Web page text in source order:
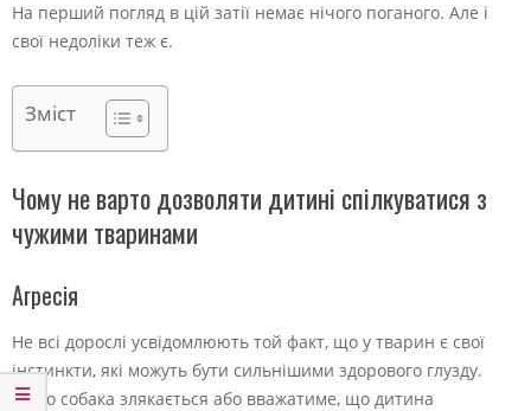
На перший погляд в цій затії немає нічого поганого. Але і
свої недоліки теж є.
Зміст
Чому не варто дозволяти дитині спілкуватися з
чужими тваринами
Агресія
Не всі дорослі усвідомлюють той факт, що у тварин є свої
інстинкти, які можуть бути сильнішими здорового глузду.
Якщо собака злякається або вважатиме, що дитина